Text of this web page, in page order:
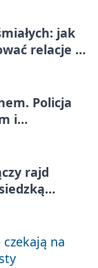
jak
relacje z
Policja
i
rajd
na